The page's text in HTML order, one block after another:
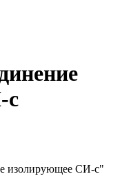
с
изолирующее СИ-с"